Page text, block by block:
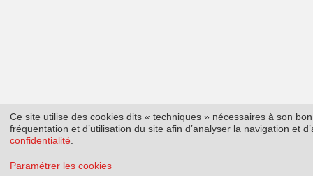
Ce site utilise des cookies dits « techniques » nécessaires à son
fréquentation et d’utilisation du site afin d’analyser la navigation et
confidentialité
Paramétrer les cookies